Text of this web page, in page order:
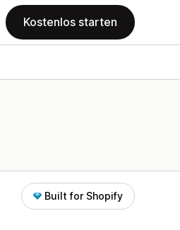
Kostenlos starten
Built for Shopify